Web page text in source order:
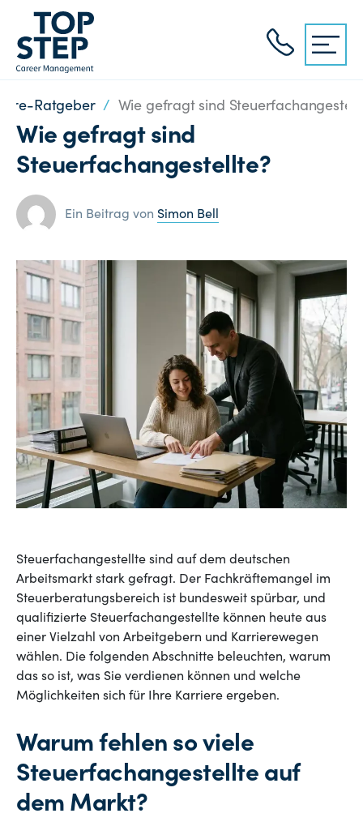
Ratgeber/ Wie gefragt sind
Wie gefragt sind
Steuerfachangestellte?
Ein Beitrag von Simon Bell
Steuerfachangestellte sind auf dem deutschen
Arbeitsmarkt stark gefragt. Der Fachkräftemangel im
Steuerberatungsbereich ist bundesweit spürbar, und
qualifizierte Steuerfachangestellte können heute aus
einer Vielzahl von Arbeitgebern und Karrierewegen
wählen. Die folgenden Abschnitte beleuchten, warum
das so ist, was Sie verdienen können und welche
Möglichkeiten sich für Ihre Karriere ergeben.
Warum fehlen so viele
Steuerfachangestellte auf
dem Markt?